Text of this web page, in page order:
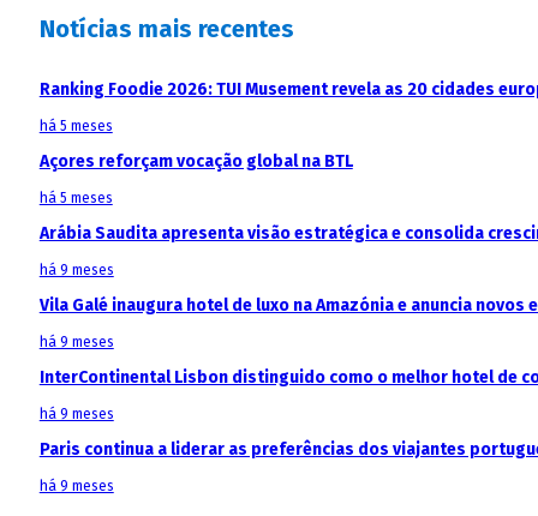
Notícias mais recentes
Ranking Foodie 2026: TUI Musement revela as 20 cidades
há 5 meses
Açores reforçam vocação global na BTL
há 5 meses
Arábia Saudita apresenta visão estratégica e consolida
há 9 meses
Vila Galé inaugura hotel de luxo na Amazónia e anuncia
há 9 meses
InterContinental Lisbon distinguido como o melhor hotel de
há 9 meses
Paris continua a liderar as preferências dos viajantes
há 9 meses